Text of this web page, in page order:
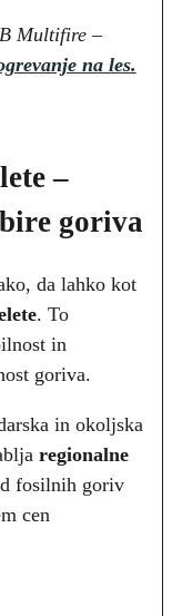
Multifire –
na les.
–
goriva
da lahko kot
. To
in
goriva.
in okoljska
regionalne
fosilnih goriv
cen